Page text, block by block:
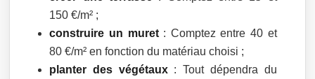
150 €/m² ;
construire un muret: Comptez entre 40 et
80 €/m² en fonction du matériau choisi ;
planter des végétaux: Tout dépendra du